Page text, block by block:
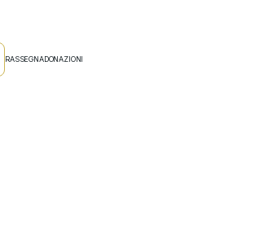
RASSEGNADONAZIONI